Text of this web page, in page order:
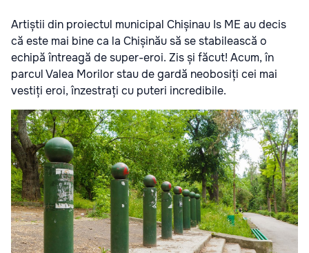
Artiștii din proiectul municipal Chișinau Is ME au decis
că este mai bine ca la Chișinău să se stabilească o
echipă întreagă de super-eroi. Zis și făcut! Acum, în
parcul Valea Morilor stau de gardă neobosiți cei mai
vestiți eroi, înzestrați cu puteri incredibile.